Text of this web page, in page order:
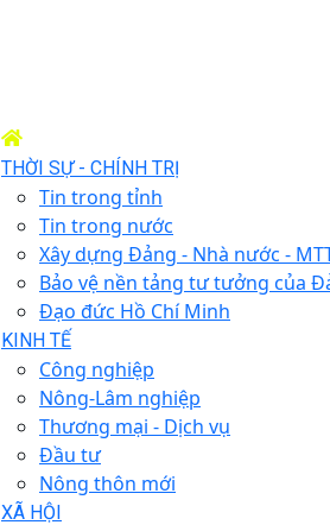
THỜI SỰ - CHÍNH TRỊ
Tin trong tỉnh
Tin trong nước
Xây dựng Đảng - Nhà nước -
Bảo vệ nền tảng tư tưởng của
Đạo đức Hồ Chí Minh
KINH TẾ
Công nghiệp
Nông-Lâm nghiệp
Thương mại - Dịch vụ
Đầu tư
Nông thôn mới
XÃ HỘI